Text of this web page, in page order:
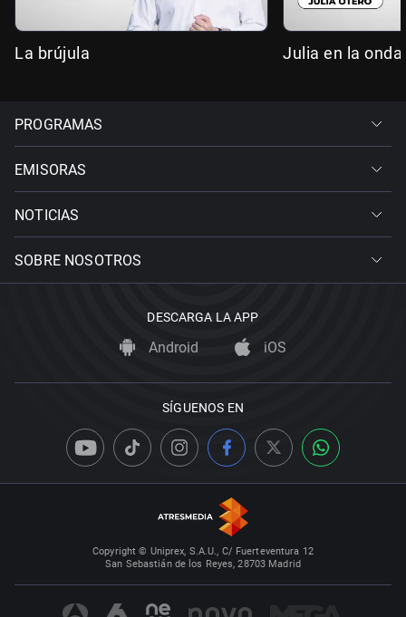
La brújula Julia en la onda
PROGRAMAS
EMISORAS
NOTICIAS
SOBRE NOSOTROS
DESCARGA LA APP
Android iOS
SÍGUENOS EN
Copyright © Uniprex, S.A.U., C/ Fuerteventura 12
San Sebastián de los Reyes, 28703 Madrid